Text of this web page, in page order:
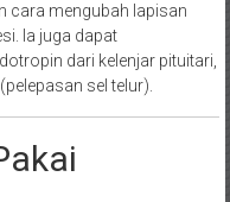
cara mengubah lapisan
Ia juga dapat
dari kelenjar pituitari,
sel telur).